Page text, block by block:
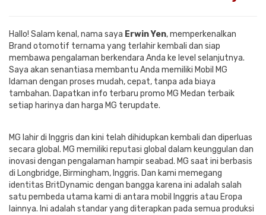
Hallo! Salam kenal, nama saya Erwin Yen, memperkenalkan
Brand otomotif ternama yang terlahir kembali dan siap
membawa pengalaman berkendara Anda ke level selanjutnya.
Saya akan senantiasa membantu Anda memiliki Mobil MG
Idaman dengan proses mudah, cepat, tanpa ada biaya
tambahan. Dapatkan info terbaru promo MG Medan terbaik
setiap harinya dan harga MG terupdate.
MG lahir di Inggris dan kini telah dihidupkan kembali dan diperluas
secara global. MG memiliki reputasi global dalam keunggulan dan
inovasi dengan pengalaman hampir seabad. MG saat ini berbasis
di Longbridge, Birmingham, Inggris. Dan kami memegang
identitas BritDynamic dengan bangga karena ini adalah salah
satu pembeda utama kami di antara mobil Inggris atau Eropa
lainnya. Ini adalah standar yang diterapkan pada semua produksi